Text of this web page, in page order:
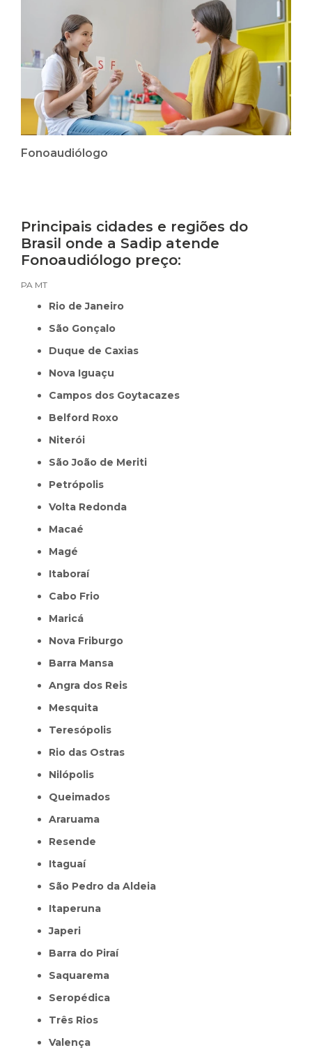
Fonoaudiólogo
Principais cidades e regiões do
Brasil onde a Sadip atende
Fonoaudiólogo preço:
PA MT
Rio de Janeiro
São Gonçalo
Duque de Caxias
Nova Iguaçu
Campos dos Goytacazes
Belford Roxo
Niterói
São João de Meriti
Petrópolis
Volta Redonda
Macaé
Magé
Itaboraí
Cabo Frio
Maricá
Nova Friburgo
Barra Mansa
Angra dos Reis
Mesquita
Teresópolis
Rio das Ostras
Nilópolis
Queimados
Araruama
Resende
Itaguaí
São Pedro da Aldeia
Itaperuna
Japeri
Barra do Piraí
Saquarema
Seropédica
Três Rios
Valença